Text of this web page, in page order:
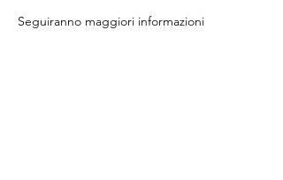
Seguiranno maggiori informazioni